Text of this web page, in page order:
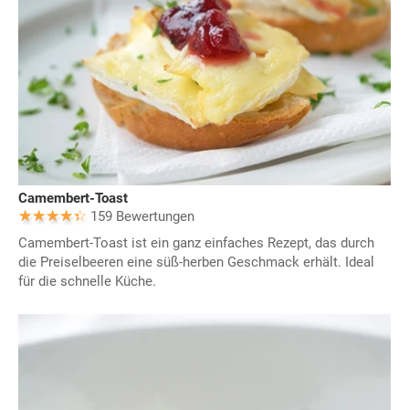
Camembert-Toast
159 Bewertungen
Camembert-Toast ist ein ganz einfaches Rezept, das durch
die Preiselbeeren eine süß-herben Geschmack erhält. Ideal
für die schnelle Küche.